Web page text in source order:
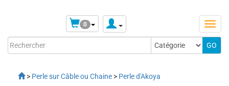
0
> Perle sur Câble ou Chaine > Perle d'Akoya